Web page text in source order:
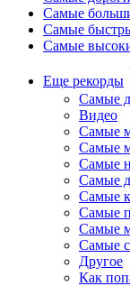
Самые
Самые
Самые
Еще рекорды
Самые
Видео
Самые
Самые
Самые
Самые
Самые
Самые
Самые
Самые
Другое
Как